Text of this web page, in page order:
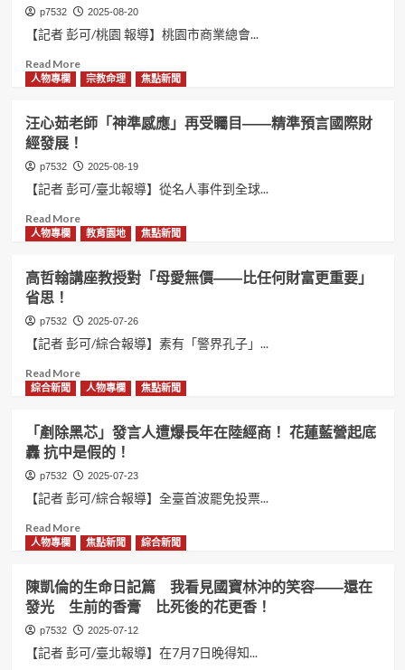
大
飯
店
隆
重
行
革
新
大
冠
有
公
司
視
節
目
探
索
體
新
來
再
度
錄
音
～
單
曲
在
方
舟
上
歌
重
生
生
的
紀
錄
p7532 2025-08-20
【記者 彭可/桃園 報導】桃園市商業總會...
Read MoreRead
more
桃
市
業
總
會
第
26、
屆
交
范
揚
淇
理
事
接
任
張
善
政
市
長
出
人物專欄 宗教命理 焦點新聞
汪心茹老師「神準感應」再受矚目——精準預言國際財
經發展！
p7532 2025-08-19
【記者 彭可/臺北報導】從名人事件到全球...
Read MoreRead
more
汪
心
老
師
「神
準
感
再
受
矚
目
——
精
準
預
國
際
財
經
發
展！
人物專欄 教育園地 焦點新聞
高哲翰講座教授對「母愛無價——比任何財富更重要」
省思！
p7532 2025-07-26
【記者 彭可/綜合報導】素有「警界孔子」...
Read MoreRead
more
高
哲
翰
講
座
教
授
對
愛
無
價
——
比
任
綜合新聞 人物專欄 焦點新聞
「剷除黑芯」發言人遭爆長年在陸經商！ 花蓮藍營起底
轟 抗中是假的！
p7532 2025-07-23
【記者 彭可/綜合報導】全臺首波罷免投票...
Read MoreRead
more
「剷
除
黑
芯」
發
言
人物專欄 焦點新聞 綜合新聞
陳凱倫的生命日記篇 我看見國寶林沖的笑容——還在
發光 生前的香膏 比死後的花更香！
p7532 2025-07-12
【記者 彭可/臺北報導】在7月7日晚得知...